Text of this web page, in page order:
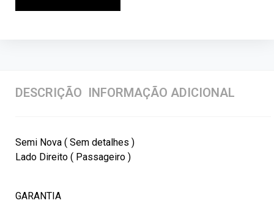
DESCRIÇÃO INFORMAÇÃO ADICIONAL
Semi Nova ( Sem detalhes )
Lado Direito ( Passageiro )
GARANTIA